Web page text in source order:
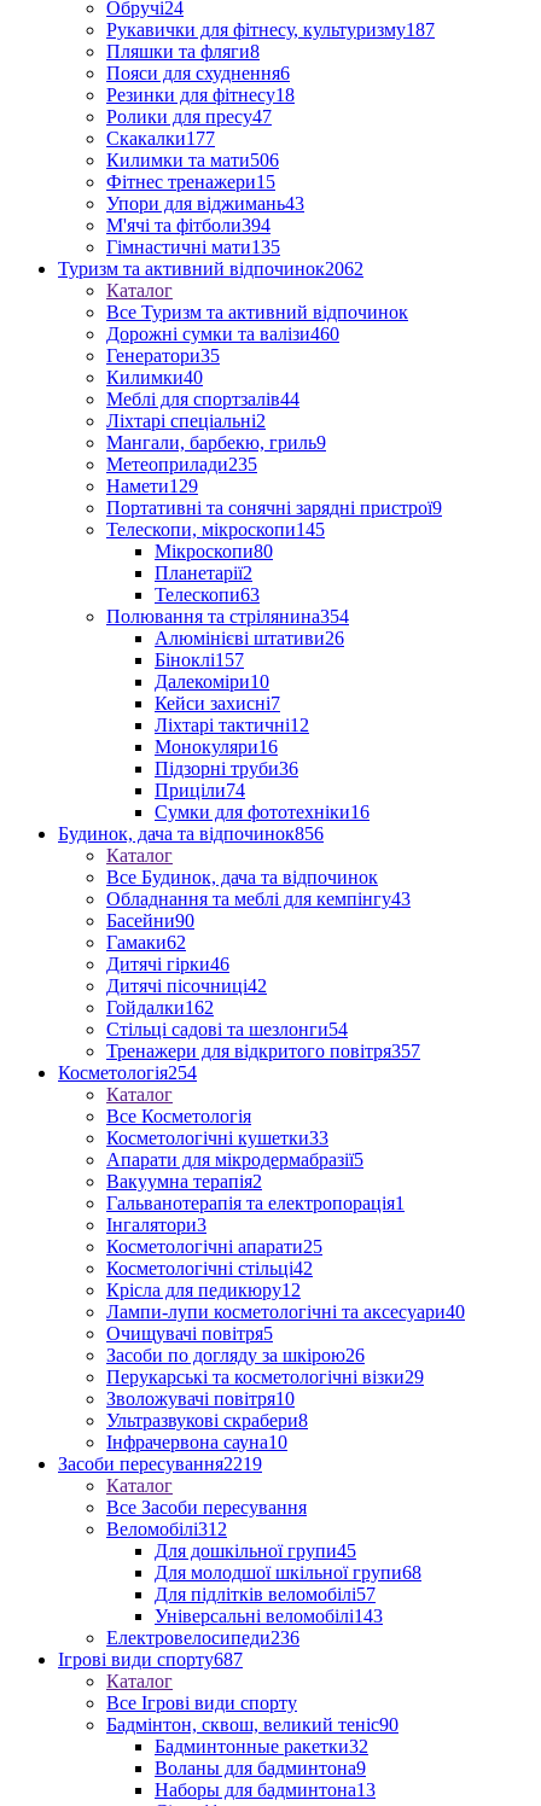
Обручі24
Рукавички для фітнесу, культуризму187
Пляшки та фляги8
Пояси для схуднення6
Резинки для фітнесу18
Ролики для пресу47
Скакалки177
Килимки та мати506
Фітнес тренажери15
Упори для віджимань43
М'ячі та фітболи394
Гімнастичні мати135
Туризм та активний відпочинок2062
Каталог
Все Туризм та активний відпочинок
Дорожні сумки та валізи460
Генератори35
Килимки40
Меблі для спортзалів44
Ліхтарі спеціальні2
Мангали, барбекю, гриль9
Метеоприлади235
Намети129
Портативні та сонячні зарядні пристрої9
Телескопи, мікроскопи145
Мікроскопи80
Планетарії2
Телескопи63
Полювання та стрілянина354
Алюмінієві штативи26
Біноклі157
Далекоміри10
Кейси захисні7
Ліхтарі тактичні12
Монокуляри16
Підзорні труби36
Приціли74
Сумки для фототехніки16
Будинок, дача та відпочинок856
Каталог
Все Будинок, дача та відпочинок
Обладнання та меблі для кемпінгу43
Басейни90
Гамаки62
Дитячі гірки46
Дитячі пісочниці42
Гойдалки162
Стільці садові та шезлонги54
Тренажери для відкритого повітря357
Косметологія254
Каталог
Все Косметологія
Косметологічні кушетки33
Апарати для мікродермабразії5
Вакуумна терапія2
Гальванотерапія та електропорація1
Інгалятори3
Косметологічні апарати25
Косметологічні стільці42
Крісла для педикюру12
Лампи-лупи косметологічні та аксесуари40
Очищувачі повітря5
Засоби по догляду за шкірою26
Перукарські та косметологічні візки29
Зволожувачі повітря10
Ультразвукові скрабери8
Інфрачервона сауна10
Засоби пересування2219
Каталог
Все Засоби пересування
Веломобілі312
Для дошкільної групи45
Для молодшої шкільної групи68
Для підлітків веломобілі57
Універсальні веломобілі143
Електровелосипеди236
Ігрові види спорту687
Каталог
Все Ігрові види спорту
Бадмінтон, сквош, великий теніс90
Бадминтонные ракетки32
Воланы для бадминтона9
Наборы для бадминтона13